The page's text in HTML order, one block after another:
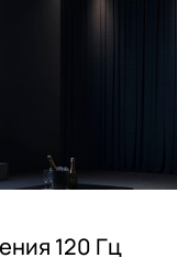
120 Гц